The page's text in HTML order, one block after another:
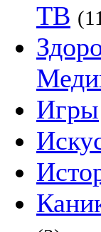
ТВ
Игры